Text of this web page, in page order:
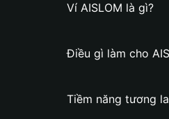
Ví AISLOM là gì?
Điều gì làm cho
Tiềm năng tương